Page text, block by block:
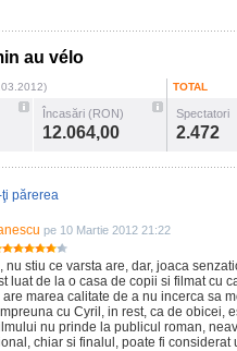
au vélo
Încasări (RON)
12.064,00
TOTAL
Spectatori
2.472
părerea
pe 10 Martie 2012 21:22
nu stiu ce varsta are, dar, joaca
luat de la o casa de copii si filmat cu
are marea calitate de a nu incerca sa
cu Cyril, in rest, ca de obicei,
nu prinde la publicul roman,
chiar si finalul, poate fi considerat